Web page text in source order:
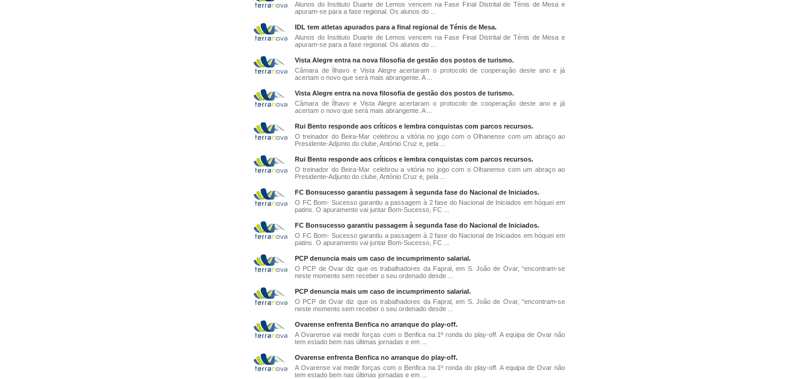
Alunos do Instituto Duarte de Lemos vencem na Fase Final Distrital de Ténis de Mesa e
apuram-se para a fase regional. Os alunos do ...
IDL tem atletas apurados para a final regional de Ténis de Mesa.
Alunos do Instituto Duarte de Lemos vencem na Fase Final Distrital de Ténis de Mesa e
apuram-se para a fase regional. Os alunos do ...
Vista Alegre entra na nova filosofia de gestão dos postos de turismo.
Câmara de Ílhavo e Vista Alegre acertaram o protocolo de cooperação deste ano e já
acertam o novo que será mais abrangente. A ...
Vista Alegre entra na nova filosofia de gestão dos postos de turismo.
Câmara de Ílhavo e Vista Alegre acertaram o protocolo de cooperação deste ano e já
acertam o novo que será mais abrangente. A ...
Rui Bento responde aos críticos e lembra conquistas com parcos recursos.
O treinador do Beira-Mar celebrou a vitória no jogo com o Olhanense com um abraço ao
Presidente-Adjunto do clube, António Cruz e, pela ...
Rui Bento responde aos críticos e lembra conquistas com parcos recursos.
O treinador do Beira-Mar celebrou a vitória no jogo com o Olhanense com um abraço ao
Presidente-Adjunto do clube, António Cruz e, pela ...
FC Bonsucesso garantiu passagem à segunda fase do Nacional de Iniciados.
O FC Bom- Sucesso garantiu a passagem à 2 fase do Nacional de Iniciados em hóquei em
patins. O apuramento vai juntar Bom-Sucesso, FC ...
FC Bonsucesso garantiu passagem à segunda fase do Nacional de Iniciados.
O FC Bom- Sucesso garantiu a passagem à 2 fase do Nacional de Iniciados em hóquei em
patins. O apuramento vai juntar Bom-Sucesso, FC ...
PCP denuncia mais um caso de incumprimento salarial.
O PCP de Ovar diz que os trabalhadores da Fapral, em S. João de Ovar, “encontram-se
neste momento sem receber o seu ordenado desde ...
PCP denuncia mais um caso de incumprimento salarial.
O PCP de Ovar diz que os trabalhadores da Fapral, em S. João de Ovar, “encontram-se
neste momento sem receber o seu ordenado desde ...
Ovarense enfrenta Benfica no arranque do play-off.
A Ovarense vai medir forças com o Benfica na 1º ronda do play-off. A equipa de Ovar não
tem estado bem nas últimas jornadas e em ...
Ovarense enfrenta Benfica no arranque do play-off.
A Ovarense vai medir forças com o Benfica na 1º ronda do play-off. A equipa de Ovar não
tem estado bem nas últimas jornadas e em ...